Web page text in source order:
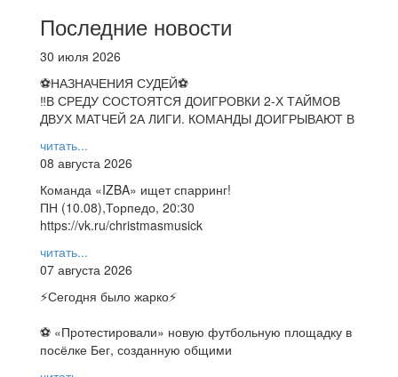
Последние новости
30 июля 2026
⚽НАЗНАЧЕНИЯ СУДЕЙ⚽
‼В СРЕДУ СОСТОЯТСЯ ДОИГРОВКИ 2-Х ТАЙМОВ
ДВУХ МАТЧЕЙ 2А ЛИГИ. КОМАНДЫ ДОИГРЫВАЮТ В
читать...
08 августа 2026
Команда «IZBA» ищет спарринг!
ПН (10.08),Торпедо, 20:30
https://vk.ru/christmasmusick
читать...
07 августа 2026
⚡️Сегодня было жарко⚡️
⚽ ️«Протестировали» новую футбольную площадку в
посёлке Бег, созданную общими